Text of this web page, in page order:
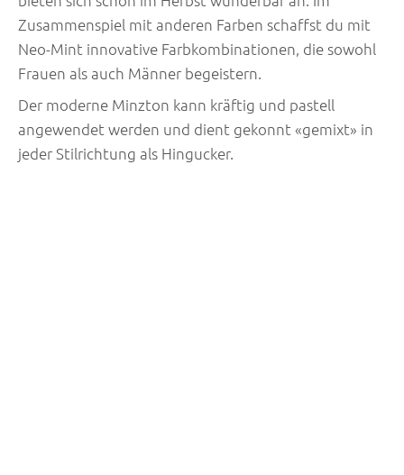
Zusammenspiel mit anderen Farben schaffst du mit
Neo-Mint innovative Farbkombinationen, die sowohl
Frauen als auch Männer begeistern.
Der moderne Minzton kann kräftig und pastell
angewendet werden und dient gekonnt «gemixt» in
jeder Stilrichtung als Hingucker.